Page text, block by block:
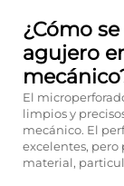
¿Cómo
agujero
El
limpios y
mecánico. El
excelentes, pero
material,